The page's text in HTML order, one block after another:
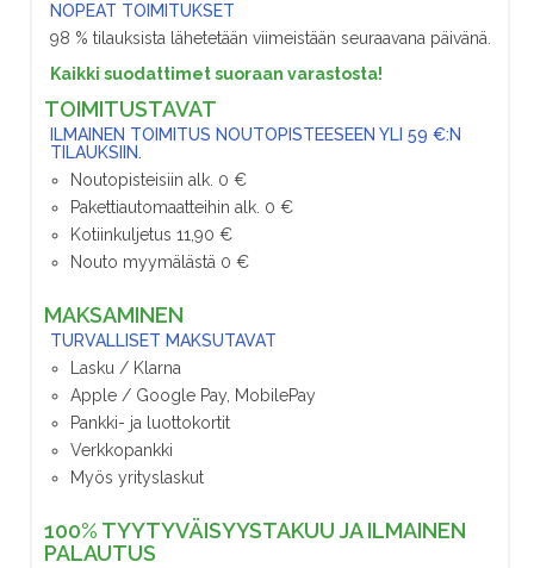
NOPEAT TOIMITUKSET
98 % tilauksista lähetetään viimeistään seuraavana päivänä.
Kaikki suodattimet suoraan varastosta!
TOIMITUSTAVAT
ILMAINEN TOIMITUS NOUTOPISTEESEEN YLI 59 €:N
TILAUKSIIN.
Noutopisteisiin alk. 0 €
Pakettiautomaatteihin alk. 0 €
Kotiinkuljetus 11,90 €
Nouto myymälästä 0 €
MAKSAMINEN
TURVALLISET MAKSUTAVAT
Lasku / Klarna
Apple / Google Pay, MobilePay
Pankki- ja luottokortit
Verkkopankki
Myös yrityslaskut
100% TYYTYVÄISYYSTAKUU JA ILMAINEN
PALAUTUS